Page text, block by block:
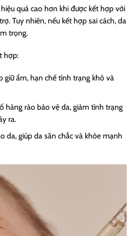
quả cao hơn khi được kết hợp với
Tuy nhiên, nếu kết hợp sai cách, da
trọng.
hợp:
giữ ẩm, hạn chế tình trạng khô và
hàng rào bảo vệ da, giảm tình trạng
ra.
da, giúp da săn chắc và khỏe mạnh